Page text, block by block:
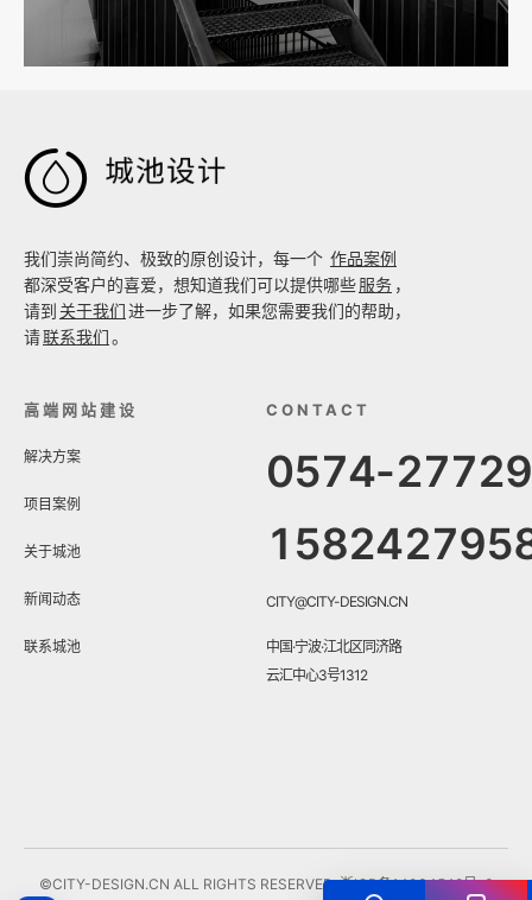

我们崇尚简约、极致的原创设计，每一个 作品案例
都深受客户的喜爱，想知道我们可以提供哪些服务 ，
请到 关于我们进一步了解，如果您需要我们的帮助，
请联系我们。
高端网站建设
解决方案
项目案例
关于城池
新闻动态
联系城池
CONTACT
0574-
CITY@CITY-DESIGN.CN
中国·宁波·江北区同济路
云汇中心3号1312
©CITY-DESIGN.CN ALL RIGHTS RESERVED.浙ICP备14034548号-3